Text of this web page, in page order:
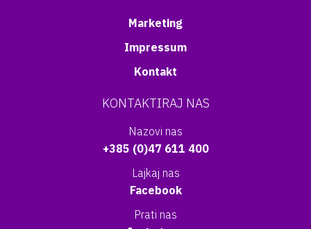
Marketing
Impressum
Kontakt
KONTAKTIRAJ NAS
Nazovi nas
+385 (0)47 611 400
Lajkaj nas
Facebook
Prati nas